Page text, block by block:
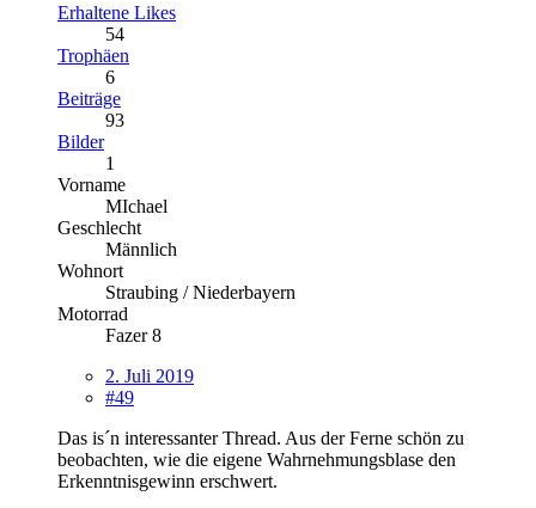
Erhaltene Likes
54
Trophäen
6
Beiträge
93
Bilder
1
Vorname
MIchael
Geschlecht
Männlich
Wohnort
Straubing / Niederbayern
Motorrad
Fazer 8
2. Juli 2019
#49
Das is´n interessanter Thread. Aus der Ferne schön zu
beobachten, wie die eigene Wahrnehmungsblase den
Erkenntnisgewinn erschwert.